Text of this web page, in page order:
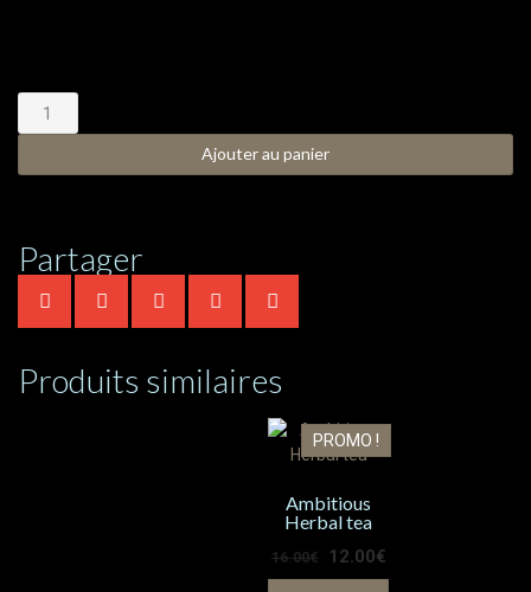
Ajouter au panier
Partager
Produits similaires
PROMO !
Ambitious
Herbal tea
16.00€ 12.00€